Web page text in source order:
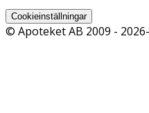
Cookieinställningar
© Apoteket AB 2009 -